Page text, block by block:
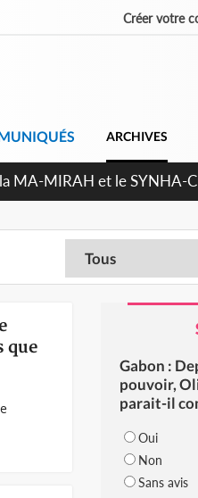
Créer votre
ARCHIVES
démocratique plus
que
Gabon :
pouvoir,
parait-il
Oui
Non
Sans avis